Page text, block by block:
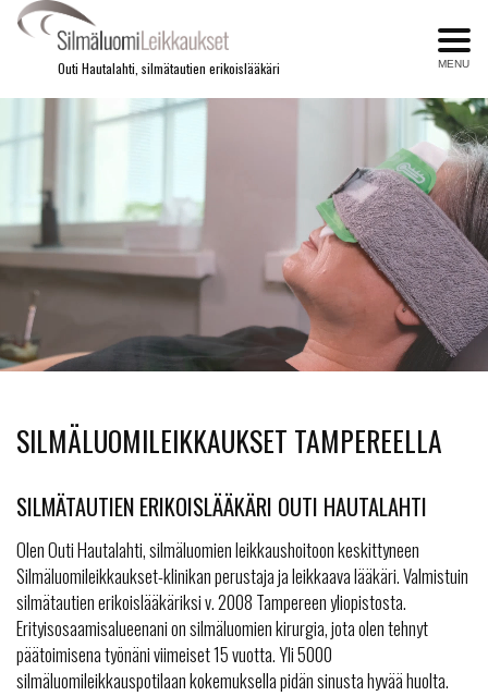
Outi Hautalahti, silmätautien erikoislääkäri MENU
SILMÄLUOMILEIKKAUKSET TAMPEREELLA
SILMÄTAUTIEN ERIKOISLÄÄKÄRI OUTI HAUTALAHTI
Olen Outi Hautalahti, silmäluomien leikkaushoitoon keskittyneen
Silmäluomileikkaukset-klinikan perustaja ja leikkaava lääkäri. Valmistuin
silmätautien erikoislääkäriksi v. 2008 Tampereen yliopistosta.
Erityisosaamisalueenani on silmäluomien kirurgia, jota olen tehnyt
päätoimisena työnäni viimeiset 15 vuotta. Yli 5000
silmäluomileikkauspotilaan kokemuksella pidän sinusta hyvää huolta.